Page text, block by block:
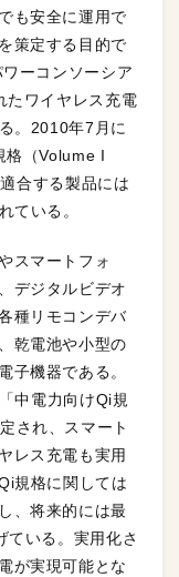
も安全に運用で
策定する目的で
ーコンソーシア
たワイヤレス充電
。2010年7月に
格（Volume I
合する製品には
ている。
スマートフォ
デジタルビデオ
種リモコンデバ
乾電池や小型の
子機器である。
中電力向けQi規
され、スマート
レス充電も実用
規格に関しては
、将来的には最
ている。実用化さ
が実現可能とな